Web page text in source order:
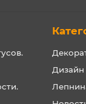
Дизайн